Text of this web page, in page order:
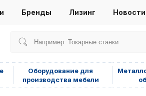
Бренды Лизинг Новости
Оборудование для
производства мебели